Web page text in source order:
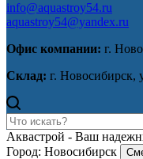
info@aquastroy54.ru
aquastroy54@yandex.ru
Офис компании: г.
Склад: г. Новосибирск,
Аквастрой - Ваш
Город: Новосибирск